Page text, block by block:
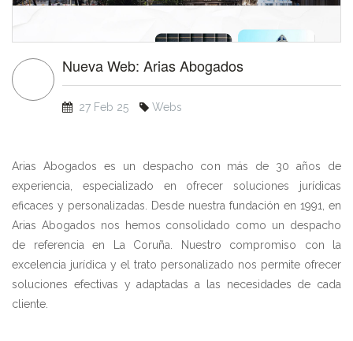
Nueva Web: Arias Abogados
27 Feb 25 Webs
Arias Abogados es un despacho con más de 30 años de
experiencia, especializado en ofrecer soluciones jurídicas
eficaces y personalizadas. Desde nuestra fundación en 1991, en
Arias Abogados nos hemos consolidado como un despacho
de referencia en La Coruña. Nuestro compromiso con la
excelencia jurídica y el trato personalizado nos permite ofrecer
soluciones efectivas y adaptadas a las necesidades de cada
cliente.